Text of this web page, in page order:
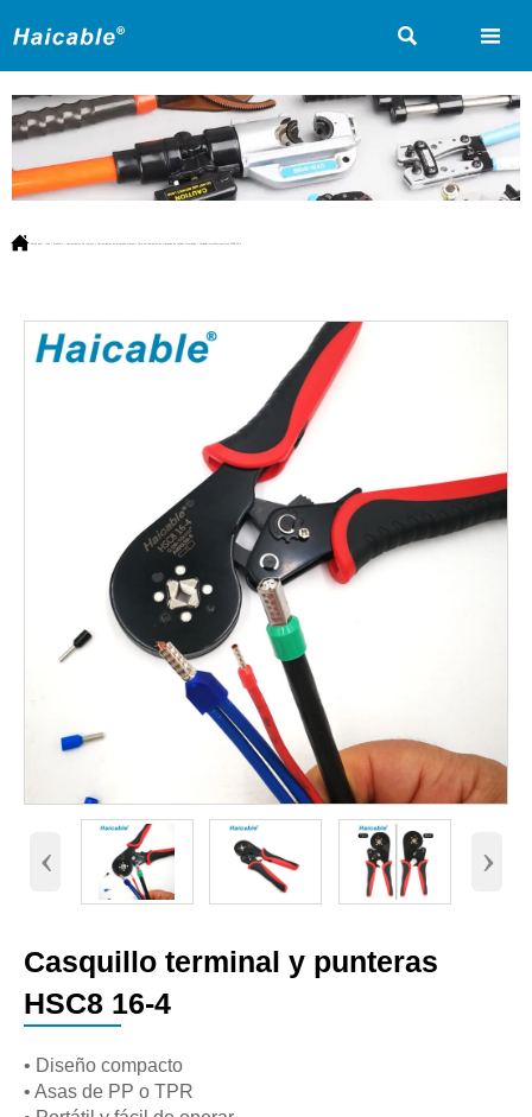
 
 Estás aquí: Producto Para herramientas de crimpado de fundas terminales Casquillo terminal y punteras HSC8 16-4
‹ ›
Casquillo terminal y punteras
HSC8 16-4
• Diseño compacto
• Asas de PP o TPR